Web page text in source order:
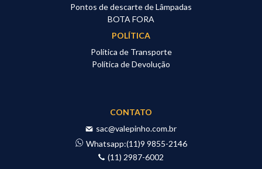
Pontos de descarte de Lâmpadas
BOTA FORA
POLÍTICA
Política de Transporte
Política de Devolução
CONTATO
sac@valepinho.com.br
Whatsapp:(11)9 9855-2146
(11) 2987-6002